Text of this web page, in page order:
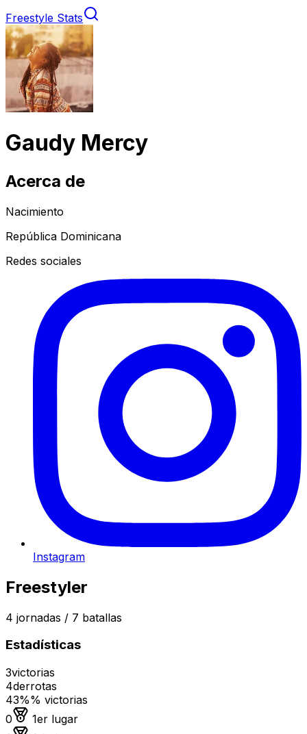
Freestyle Stats
Gaudy Mercy
Acerca de
Nacimiento
República Dominicana
Redes sociales
Instagram
Freestyler
4 jornadas / 7 batallas
Estadísticas
3victorias
4derrotas
43%% victorias
0
Medalla de oro
1er lugar